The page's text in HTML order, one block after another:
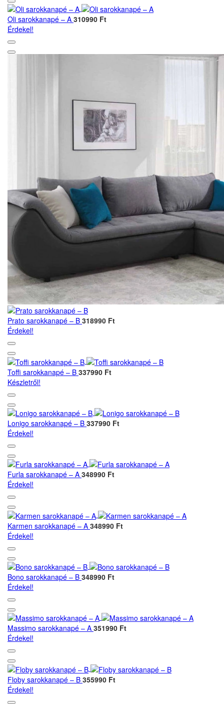
Oli sarokkanapé – A 310990 Ft
Érdekel!
Prato sarokkanapé – B 318990 Ft
Érdekel!
Toffi sarokkanapé – B 337990 Ft
Készletről!
Lonigo sarokkanapé – B 337990 Ft
Érdekel!
Furla sarokkanapé – A 348990 Ft
Érdekel!
Karmen sarokkanapé – A 348990 Ft
Érdekel!
Bono sarokkanapé – B 348990 Ft
Érdekel!
Massimo sarokkanapé – A 351990 Ft
Érdekel!
Floby sarokkanapé – B 355990 Ft
Érdekel!